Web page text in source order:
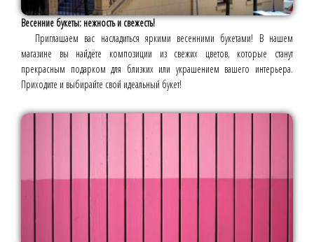
Весенние букеты: нежность и свежесть!
Приглашаем вас насладиться яркими весенними букетами! В нашем
магазине вы найдёте композиции из свежих цветов, которые станут
прекрасным подарком для близких или украшением вашего интерьера.
Приходите и выбирайте свой идеальный букет!